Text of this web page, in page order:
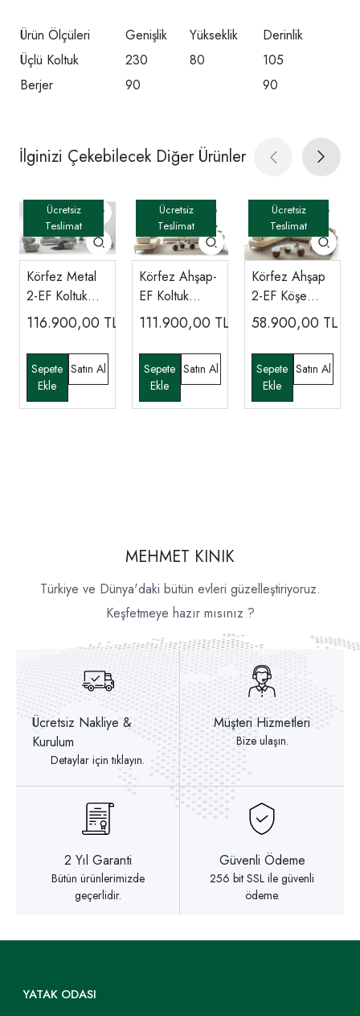
Ürün Ölçüleri Genişlik Yükseklik
Derinlik
Üçlü Koltuk
230 80
105
Berjer
90 90
İlginizi Çekebilecek Diğer Ürünler
Körfez Metal
2-EF Koltuk
Takımı
116.900,00 TL
Körfez Ahşap-
EF Koltuk
Takımı
111.900,00 TL
Körfez Ahşap
2-EF Köşe
Koltuk
58.900,00 TL
MEHMET KINIK
Türkiye ve Dünya'daki bütün evleri güzelleştiriyoruz.
Keşfetmeye hazır mısınız ?
Ücretsiz Nakliye &
Kurulum
Detaylar için tıklayın.
Müşteri Hizmetleri
Bize ulaşın.
2 Yıl Garanti
Bütün ürünlerimizde
geçerlidir.
Güvenli Ödeme
256 bit SSL ile güvenli
ödeme.
YATAK ODASI